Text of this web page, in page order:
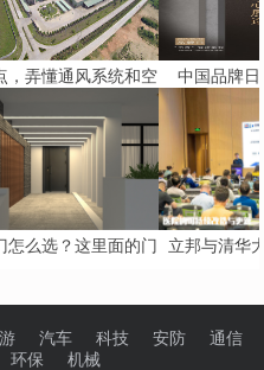
，弄懂通风系统和空 中国品牌
怎么选？这里面的门 立邦与清华
汽车 科技 安防
通信
环保 机械